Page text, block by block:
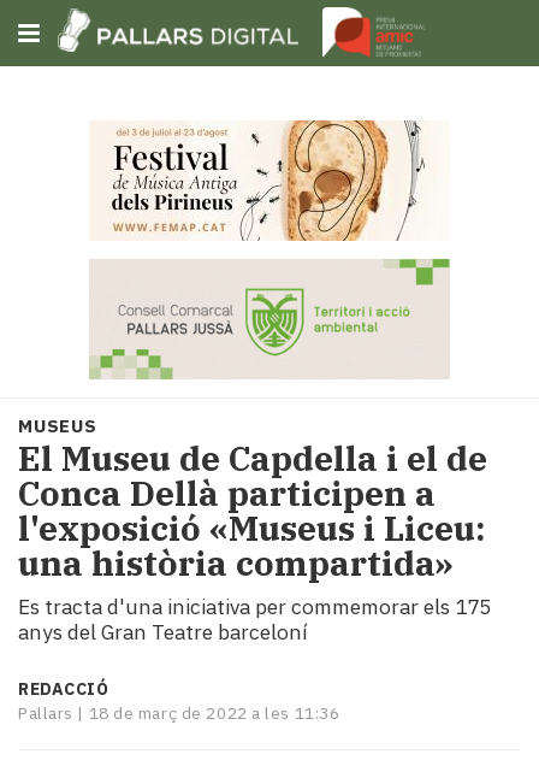
Subscriu-t'hi
Portada
Societat
Política
i
municipis
Economia
i
Cultura
Esports
tant!
TV
MUSEUS
El Museu de Capdella i el de
Conca Dellà participen a
l'exposició «Museus i Liceu:
una història compartida»
Es tracta d'una iniciativa per commemorar els 175
anys del Gran Teatre barceloní
REDACCIÓ
Pallars | 18 de març de 2022 a les 11:36